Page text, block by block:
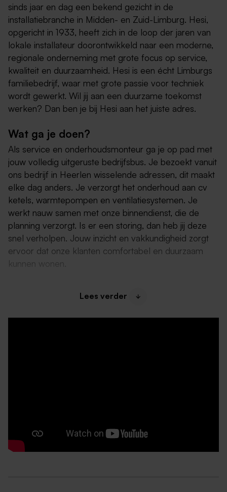
sinds jaar en dag een bekend gezicht in de
installatiebranche in Midden- en Zuid-Limburg. Hesi,
opgericht in 1933, heeft zich in de loop der jaren van
lokale installateur doorontwikkeld naar een moderne,
regionale onderneming met grote focus op service,
kwaliteit en duurzaamheid. Hesi is een écht Limburgs
familiebedrijf, waar met grote passie voor techniek
wordt gewerkt. Wil jij aan een duurzame toekomst
werken? Dan ben je bij Hesi aan het juiste adres.
Wat ga je doen?
Als service en onderhoudsmonteur ga je op pad met
jouw volledig uitgeruste bedrijfsbus. Je bezoekt vanuit
ons bedrijf in Heerlen wisselende adressen, dit maakt
elke dag anders. Je verzorgt het onderhoud aan cv
ketels, warmtepompen en ventilatiesystemen. Je
werkt nauw samen met onze binnendienst, die de
planning verzorgt. Is er een storing, dan heb jij deze
snel verholpen. Jouw inzicht en vakkundigheid zorgt
ervoor dat onze klanten comfortabel en duurzaam
kunnen wonen.
minimaal niveau 3 installatietechniek
Wij bieden jou
goed marktconform salaris
Lees verder